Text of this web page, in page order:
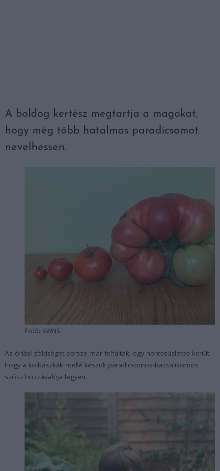
A boldog kertész megtartja a magokat,
hogy még több hatalmas paradicsomot
nevelhessen.
Fotó: SWNS
Az óriási zöldséget persze már felfalták, egy hentesüzletbe került,
hogy a kolbászkák mellé készült paradicsomos-bazsalikomos
szósz hozzávalója legyen.